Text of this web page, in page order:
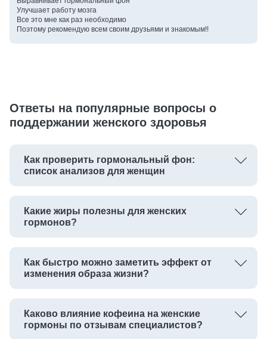
Улучшает работу мозга
Все это мне как раз необходимо
Поэтому рекомендую всем своим друзьями и знакомым!!
Ответы на популярные вопросы о
поддержании женского здоровья
Как проверить гормональный фон:
список анализов для женщин
Какие жиры полезны для женских
гормонов?
Как быстро можно заметить эффект от
изменения образа жизни?
Каково влияние кофеина на женские
гормоны по отзывам специалистов?